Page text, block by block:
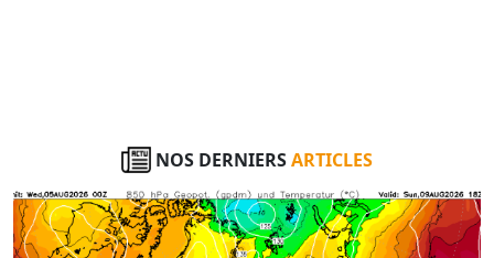
NOS DERNIERSARTICLES